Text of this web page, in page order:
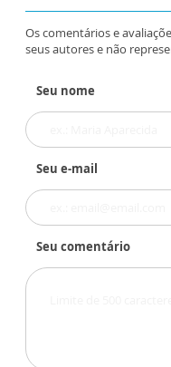
Os comentários e
seus autores e não
Seu nome
Seu e-mail
Seu comentário